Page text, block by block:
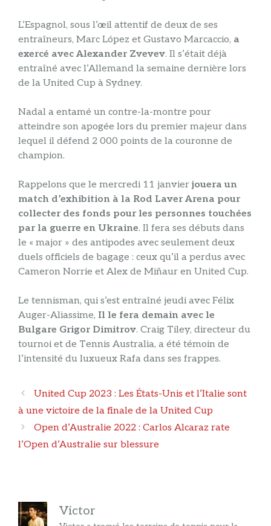
L’Espagnol, sous l’œil attentif de deux de ses
entraîneurs, Marc López et Gustavo Marcaccio, a
exercé avec Alexander Zvevev. Il s’était déjà
entraîné avec l’Allemand la semaine dernière lors
de la United Cup à Sydney.
Nadal a entamé un contre-la-montre pour
atteindre son apogée lors du premier majeur dans
lequel il défend 2 000 points de la couronne de
champion.
Rappelons que le mercredi 11 janvier jouera un
match d’exhibition à la Rod Laver Arena pour
collecter des fonds pour les personnes touchées
par la guerre en Ukraine. Il fera ses débuts dans
le « major » des antipodes avec seulement deux
duels officiels de bagage : ceux qu’il a perdus avec
Cameron Norrie et Alex de Miñaur en United Cup.
Le tennisman, qui s’est entraîné jeudi avec Félix
Auger-Aliassime, Il le fera demain avec le
Bulgare Grigor Dimitrov. Craig Tiley, directeur du
tournoi et de Tennis Australia, a été témoin de
l’intensité du luxueux Rafa dans ses frappes.
Navigation
des
articles
United Cup 2023 : Les États-Unis et l’Italie sont
à une victoire de la finale de la United Cup
Open d’Australie 2022 : Carlos Alcaraz rate
l’Open d’Australie sur blessure
Victor